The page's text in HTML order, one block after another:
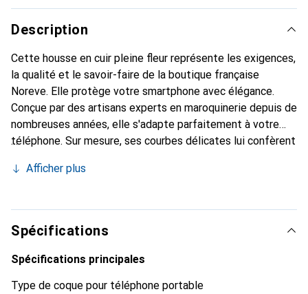
Description
Cette housse en cuir pleine fleur représente les exigences,
la qualité et le savoir-faire de la boutique française
Noreve. Elle protège votre smartphone avec élégance.
Conçue par des artisans experts en maroquinerie depuis de
nombreuses années, elle s'adapte parfaitement à votre
téléphone. Sur mesure, ses courbes délicates lui confèrent
et indispensable pour votre smartphone. Reconnaître
marque Noreve est un choix sûr pour une clientèle
exigeante.
Afficher plus
Spécifications
Spécifications principales
Type de coque pour téléphone portable